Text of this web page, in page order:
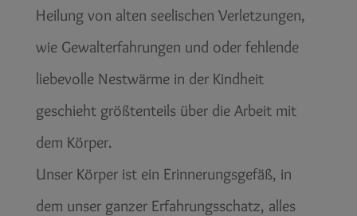
Heilung von alten seelischen Verletzungen,
wie Gewalterfahrungen und oder fehlende
liebevolle Nestwärme in der Kindheit
geschieht größtenteils über die Arbeit mit
dem Körper.
Unser Körper ist ein Erinnerungsgefäß, in
dem unser ganzer Erfahrungsschatz, alles